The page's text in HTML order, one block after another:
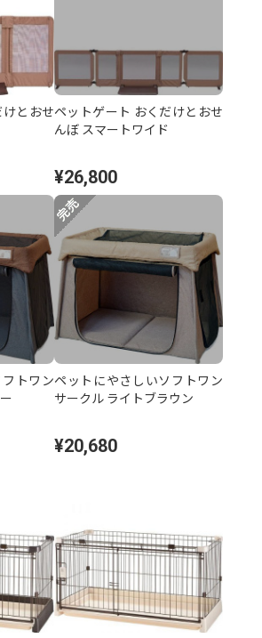
とおせペットゲート おくだけとおせ
んぼ スマートワイド
¥26,800
トワンペットにやさしいソフトワン
サークル ライトブラウン
¥20,680